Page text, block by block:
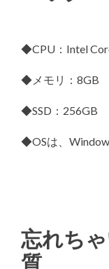
◆CPU：Intel
◆メモリ：8GB
◆SSD：256GB
◆OSは、
忘れち
質